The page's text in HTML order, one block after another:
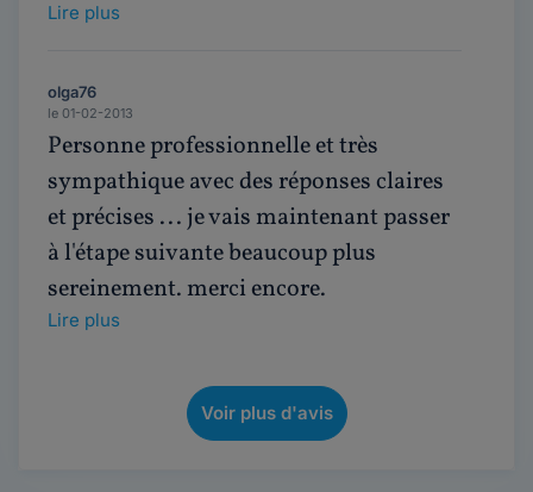
Lire plus
olga76
le 01-02-2013
Personne professionnelle et très
sympathique avec des réponses claires
et précises ... je vais maintenant passer
à l'étape suivante beaucoup plus
sereinement. merci encore.
Lire plus
Voir plus d'avis